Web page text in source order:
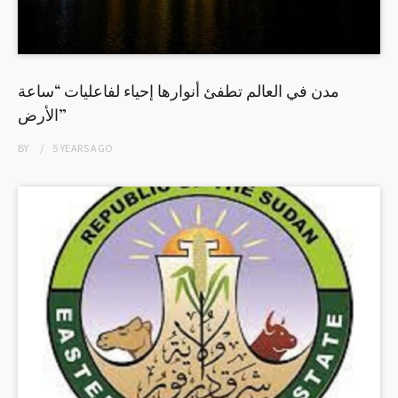
مدن في العالم تطفئ أنوارها إحياء لفاعليات “ساعة
الأرض”
BY 5 YEARSAGO